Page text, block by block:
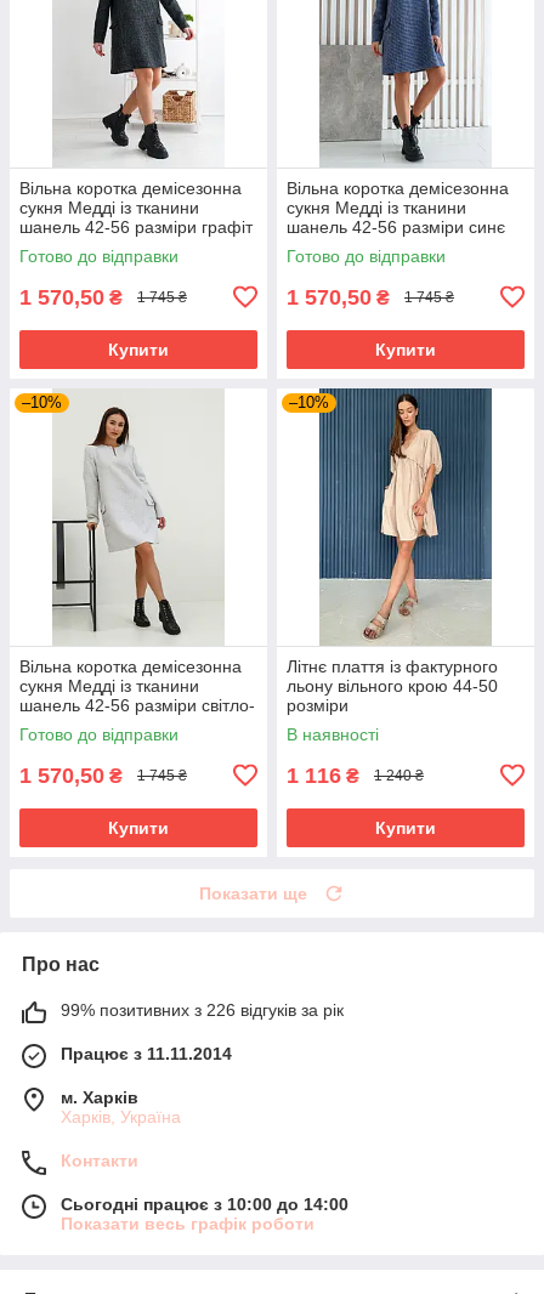
Вільна коротка демісезонна
сукня Медді із тканини
шанель 42-56 разміри графіт
Готово до відправки
1 570,50 ₴ 1 745 ₴
Купити
Вільна коротка демісезонна
сукня Медді із тканини
шанель 42-56 разміри синє
Готово до відправки
1 570,50 ₴ 1 745 ₴
Купити
–10%
Вільна коротка демісезонна
сукня Медді із тканини
шанель 42-56 разміри світло-
сіра
Готово до відправки
1 570,50 ₴ 1 745 ₴
Купити
–10%
Літнє плаття із фактурного
льону вільного крою 44-50
розміри
В наявності
1 116 ₴ 1 240 ₴
Купити
Показати ще
Про нас
99% позитивних з 226 відгуків за рік
Працює з 11.11.2014
м. Харків
Харків, Україна
Контакти
Сьогодні працює з 10:00 до 14:00
Показати весь графік роботи